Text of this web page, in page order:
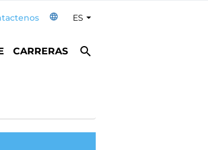
language ESToggle Dropdown
CARRERAS search